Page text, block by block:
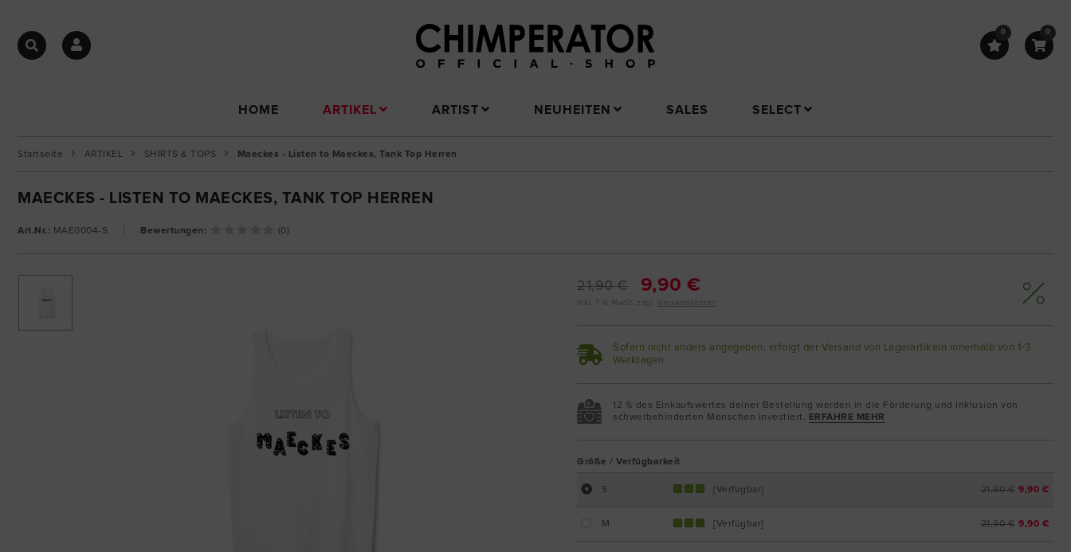
0 0
HOME ARTIKEL ARTIST NEUHEITEN SALES SELECT
Startseite ARTIKEL SHIRTS & TOPS Maeckes - Listen to Maeckes, Tank Top Herren
MAECKES - LISTEN TO MAECKES, TANK TOP HERREN
Art.Nr.: MAE0004-S Bewertungen: (0)
21,90 € 9,90 €
inkl. 7 % MwSt. zzgl. Versandkosten
Sofern nicht anders angegeben, erfolgt der Versand von Lagerartikeln innerhalb von 1-3
Werktagen.
12 % des Einkaufswertes deiner Bestellung werden in die Förderung und Inklusion von
schwerbehinderten Menschen investiert. ERFAHRE MEHR
Größe / Verfügbarkeit
S [Verfügbar] 21,90 € 9,90 €
M [Verfügbar] 21,90 € 9,90 €